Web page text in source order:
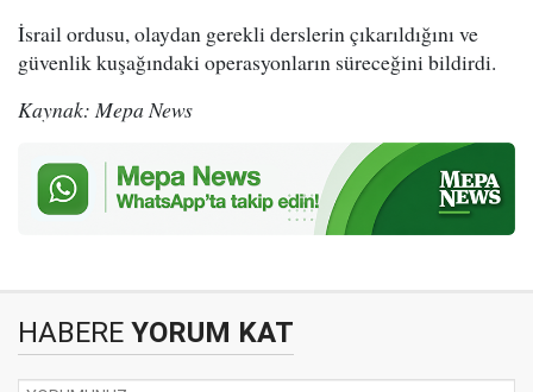
İsrail ordusu, olaydan gerekli derslerin çıkarıldığını ve
güvenlik kuşağındaki operasyonların süreceğini bildirdi.
Kaynak: Mepa News
HABERE YORUM KAT